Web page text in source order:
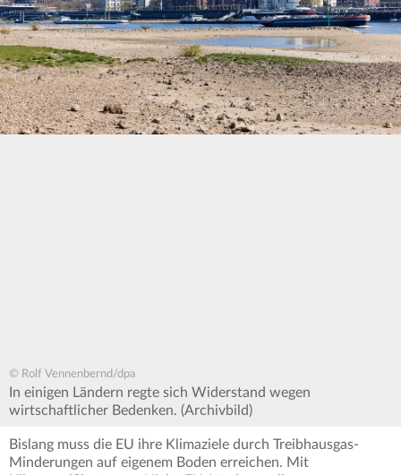
© Rolf Vennenbernd/dpa
In einigen Ländern regte sich Widerstand wegen
wirtschaftlicher Bedenken. (Archivbild)
Bislang muss die EU ihre Klimaziele durch Treibhausgas-
Minderungen auf eigenem Boden erreichen. Mit